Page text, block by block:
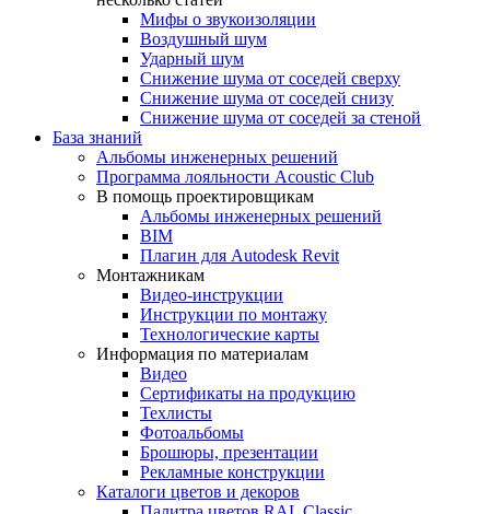
Мифы о звукоизоляции
Воздушный шум
Ударный шум
Снижение шума от соседей сверху
Снижение шума от соседей снизу
Снижение шума от соседей за стеной
База знаний
Альбомы инженерных решений
Программа лояльности Acoustic Club
В помощь проектировщикам
Альбомы инженерных решений
BIM
Плагин для Autodesk Revit
Монтажникам
Видео-инструкции
Инструкции по монтажу
Технологические карты
Информация по материалам
Видео
Сертификаты на продукцию
Техлисты
Фотоальбомы
Брошюры, презентации
Рекламные конструкции
Каталоги цветов и декоров